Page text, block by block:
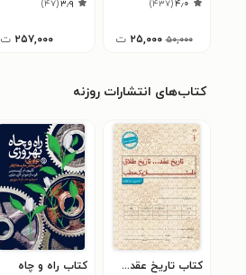
۴٫۰(۴۳۷)
۵۰,۰۰۰ ۲۵,۰۰۰ ت
انگیز
۳٫۹(۴۷)
۲۵۷,۰۰۰ ت
کتاب‌های انتشارات روزنه
کتاب تاریخ عقد...
کتاب راه و چاه